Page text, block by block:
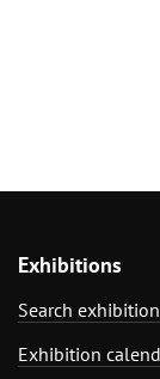
Exhibitions
Search
Exhibition